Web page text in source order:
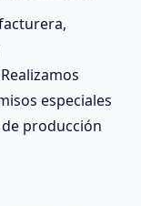
especiales
producción